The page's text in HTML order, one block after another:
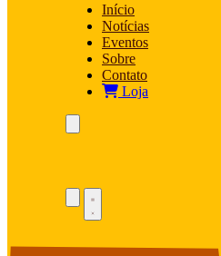
Início
Notícias
Eventos
Sobre
Contato
Loja